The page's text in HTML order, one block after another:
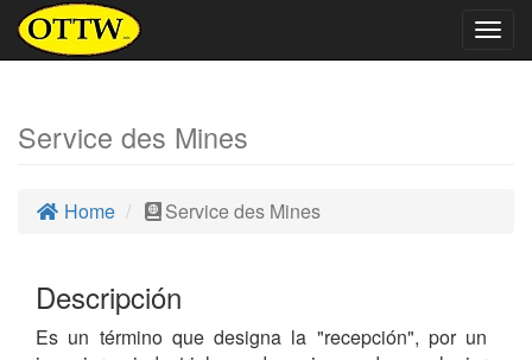
Service des Mines
Home Service des Mines
Descripción
Es un término que designa la "recepción", por un